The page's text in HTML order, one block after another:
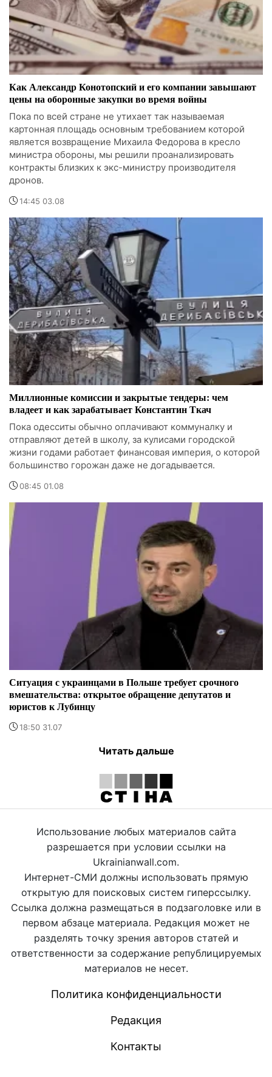
Как Александр Конотопский и его компании завышают
цены на оборонные закупки во время войны
Пока по всей стране не утихает так называемая
картонная площадь основным требованием которой
является возвращение Михаила Федорова в кресло
министра обороны, мы решили проанализировать
контракты близких к экс-министру производителя
дронов.
14:45 03.08
Миллионные комиссии и закрытые тендеры: чем
владеет и как зарабатывает Константин Ткач
Пока одесситы обычно оплачивают коммуналку и
отправляют детей в школу, за кулисами городской
жизни годами работает финансовая империя, о которой
большинство горожан даже не догадывается.
08:45 01.08
Ситуация с украинцами в Польше требует срочного
вмешательства: открытое обращение депутатов и
юристов к Лубинцу
18:50 31.07
Читать дальше
Использование любых материалов сайта
разрешается при условии ссылки на
Ukrainianwall.com.
Интернет-СМИ должны использовать прямую
открытую для поисковых систем гиперссылку.
Ссылка должна размещаться в подзаголовке или в
первом абзаце материала. Редакция может не
разделять точку зрения авторов статей и
ответственности за содержание републицируемых
материалов не несет.
Политика конфиденциальности
Редакция
Контакты